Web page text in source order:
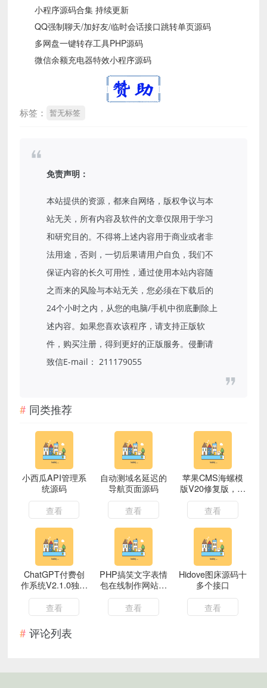
小程序源码合集 持续更新
QQ强制聊天/加好友/临时会话接口跳转单页源码
多网盘一键转存工具PHP源码
微信余额充电器特效小程序源码
标签： 暂无标签
免责声明：
本站提供的资源，都来自网络，版权争议与本
站无关，所有内容及软件的文章仅限用于学习
和研究目的。不得将上述内容用于商业或者非
法用途，否则，一切后果请用户自负，我们不
保证内容的长久可用性，通过使用本站内容随
之而来的风险与本站无关，您必须在下载后的
24个小时之内，从您的电脑/手机中彻底删除上
述内容。如果您喜欢该程序，请支持正版软
件，购买注册，得到更好的正版服务。侵删请
致信E-mail： 211179055
同类推荐
小西瓜API管理系
统源码
查看
自动测域名延迟的
导航页面源码
查看
苹果CMS海螺模
版V20修复版，加
广告代码
查看
ChatGPT付费创
作系统V2.1.0独立
版 +WEB端+ H5
端 + 小程序端
查看
PHP搞笑文字表情
包在线制作网站源
码
查看
Hidove图床源码十
多个接口
查看
评论列表